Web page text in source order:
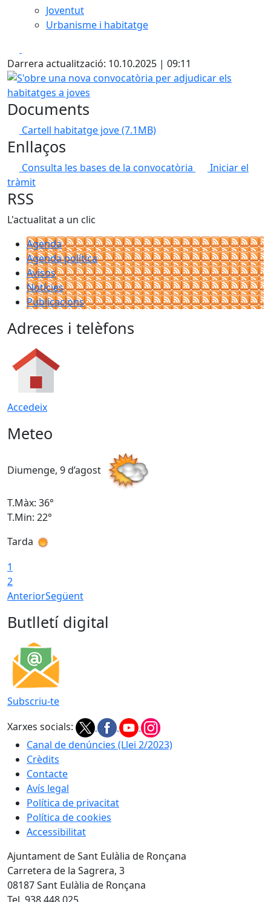
Joventut
Urbanisme i habitatge
Darrera actualització: 10.10.2025 | 09:11
S'obre una nova convocatòria per adjudicar els
Documents
Cartell habitatge jove(7.1MB)
Enllaços
Consulta les bases de la convocatòria
Iniciar el
tràmit
RSS
L'actualitat a un clic
Agenda
Agenda política
Avisos
Notícies
Publicacions
Adreces i telèfons
Accedeix
Meteo
Diumenge, 9 d’agost
T.Màx: 36°
T.Min: 22°
Tarda
1
2
AnteriorSegüent
Butlletí digital
Subscriu-te
Xarxes socials:
Canal de denúncies (Llei 2/2023)
Crèdits
Contacte
Avís legal
Política de privacitat
Política de cookies
Accessibilitat
Ajuntament de Sant Eulàlia de Ronçana
Carretera de la Sagrera, 3
08187 Sant Eulàlia de Ronçana